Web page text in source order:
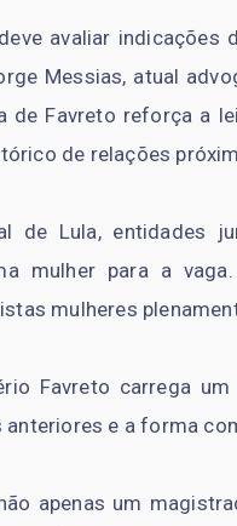
avaliar
Messias, atual
de Favreto reforça a
de relações
de Lula, entidades
mulher para a
mulheres
Favreto carrega
e a forma
apenas um